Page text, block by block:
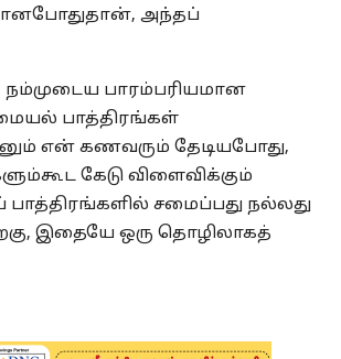
அந்தப்
நம்முடைய பாரம்பரியமான
பாத்திரங்கள்
என் கணவரும் தேடியபோது,
கேடு விளைவிக்கும்
சமைப்பது நல்லது
இதையே ஒரு தொழிலாகத்